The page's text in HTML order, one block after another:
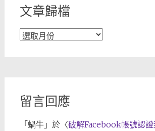
文章歸檔
文
留言回應
「 蝸牛」於〈破解Facebook帳號認